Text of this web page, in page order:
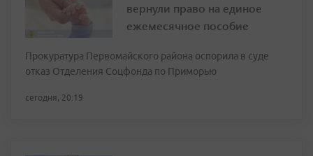
вернули право на единое
ежемесячное пособие
Прокуратура Первомайского района оспорила в суде
отказ Отделения Соцфонда по Приморью
сегодня, 20:19